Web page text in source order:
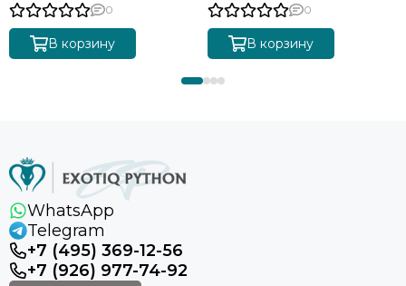
0
В корзину
0
В корзину
WhatsApp
Telegram
+7 (495) 369-12-56
+7 (926) 977-74-92